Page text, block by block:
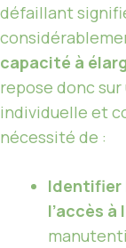
défaillant
capacité à
repose donc
individuelle et
nécessité de :
Identifier
l’accès à